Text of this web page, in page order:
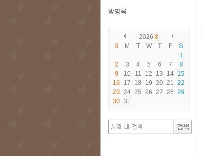
방명록
2026 8
S
M T W T F
S
1
2
3 4 5 6 7
8
9
10 11 12 13 14 15
16
17 18 19 20 21
22
23 24 25 26 27 28 29
30 31